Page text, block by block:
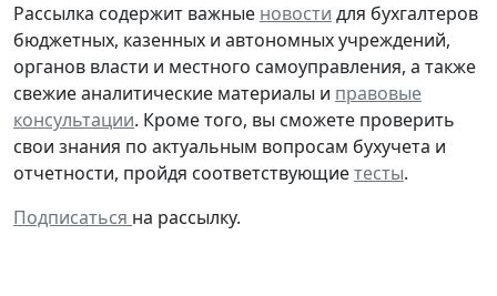
Рассылка содержит важные новости для бухгалтеров
бюджетных, казенных и автономных учреждений,
органов власти и местного самоуправления, а также
свежие аналитические материалы и правовые
консультации. Кроме того, вы сможете проверить
свои знания по актуальным вопросам бухучета и
отчетности, пройдя соответствующиетесты.
Подписаться на рассылку.